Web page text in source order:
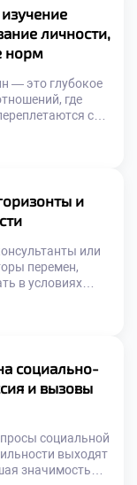
техникуме
фундамент,
[…]
личности,
норм
— это глубокое
где
с
в хорошем
и
или
перемен,
в условиях
карьерные
техникуме
который
[…]
социально-
и вызовы
социальной
выходят
значимость